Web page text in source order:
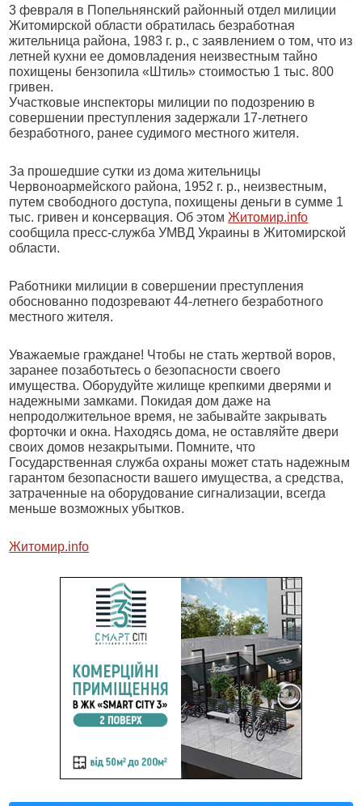
3 февраля в Попельнянский районный отдел милиции
Житомирской области обратилась безработная
жительница района, 1983 г. р., с заявлением о том, что из
летней кухни ее домовладения неизвестным тайно
похищены бензопила «Штиль» стоимостью 1 тыс. 800
гривен.
Участковые инспекторы милиции по подозрению в
совершении преступления задержали 17-летнего
безработного, ранее судимого местного жителя.
За прошедшие сутки из дома жительницы
Червоноармейского района, 1952 г. р., неизвестным,
путем свободного доступа, похищены деньги в сумме 1
тыс. гривен и консервация. Об этомЖитомир.info
сообщила пресс-служба УМВД Украины в Житомирской
области.
Работники милиции в совершении преступления
обоснованно подозревают 44-летнего безработного
местного жителя.
Уважаемые граждане! Чтобы не стать жертвой воров,
заранее позаботьтесь о безопасности своего
имущества. Оборудуйте жилище крепкими дверями и
надежными замками. Покидая дом даже на
непродолжительное время, не забывайте закрывать
форточки и окна. Находясь дома, не оставляйте двери
своих домов незакрытыми. Помните, что
Государственная служба охраны может стать надежным
гарантом безопасности вашего имущества, а средства,
затраченные на оборудование сигнализации, всегда
меньше возможных убытков.
Житомир.info